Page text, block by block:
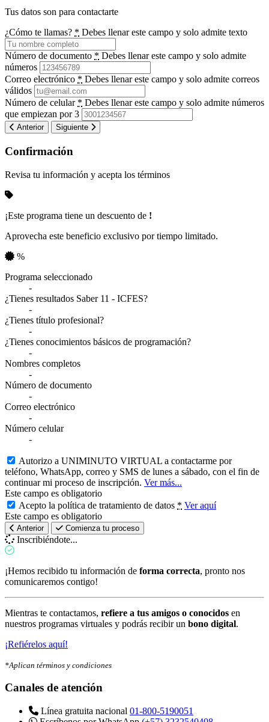
Tus datos son para contactarte
¿Cómo te llamas? * Debes llenar este campo y solo admite texto
Número de documento * Debes llenar este campo y solo admite
números
Correo electrónico * Debes llenar este campo y solo admite correos
válidos
Número de celular * Debes llenar este campo y solo admite números
que empiezan por 3
Anterior Siguiente
Confirmación
Revisa tu información y acepta los términos
¡Este programa tiene un descuento de !
Aprovecha este beneficio exclusivo por tiempo limitado.
%
Resumen de tu información
Programa seleccionado
-
¿Tienes resultados Saber 11 - ICFES?
-
¿Tienes título profesional?
-
¿Tienes conocimientos básicos de programación?
-
Nombres completos
-
Número de documento
-
Correo electrónico
-
Número celular
-
Autorizo a UNIMINUTO VIRTUAL a contactarme por
teléfono, WhatsApp, correo y SMS de lunes a sábado, con el fin de
continuar mi proceso de inscripción. Ver más...
Este campo es obligatorio
Acepto la política de tratamiento de datos * Ver aquí
Este campo es obligatorio
Anterior Comienza tu proceso
Inscribiéndote...
¡Hemos recibido tu información de forma correcta, pronto nos
comunicaremos contigo!
Mientras te contactamos, refiere a tus amigos o conocidos en
nuestros programas virtuales y podrás recibir un bono digital.
¡Refiérelos aquí!
*Aplican términos y condiciones
Canales de atención
Línea gratuita nacional 01-800-5190051